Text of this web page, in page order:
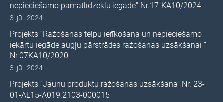
nepieciešamo pamatlīdzekļu iegāde" Nr.17-KA10/2024
3. jūl. 2024
Projekts “Ražošanas telpu ierīkošana un nepieciešamo
iekārtu iegāde augļu pārstrādes ražošanas uzsākšanai ”
Nr.07KA10/2020
3. jūl. 2024
Projekts “Jaunu produktu ražošanas uzsākšana” Nr. 23-
01-AL15-A019.2103-000015